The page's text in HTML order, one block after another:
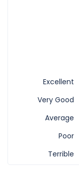
Excellent
Very Good
Average
Poor
Terrible